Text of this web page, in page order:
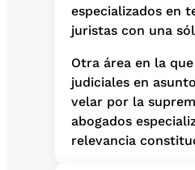
especializados en
juristas con una
Otra área en la
judiciales en
velar por la
abogados
relevancia